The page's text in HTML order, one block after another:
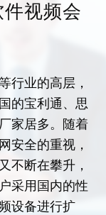
视频会
行业的高层，
的宝利通、思
家居多。随着
安全的重视，
不断在攀升，
采用国内的性
设备进行扩